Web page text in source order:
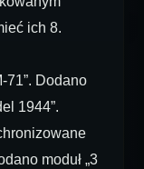
ich 8.
71”. Dodano
1944”.
moduł „3